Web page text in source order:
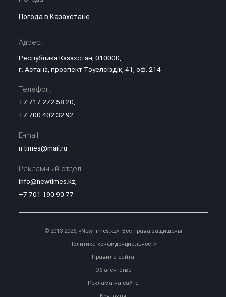
Погода в Казахстане
Адрес:
Республика Казахстан, 010000,
г. Астана, проспект Тәуелсіздік, 41, оф. 214
Телефон:
+7 717 272 58 20,
+7 700 402 32 92
E-mail:
n.times@mail.ru
Рекламный отдел:
info@newtimes.kz,
+7 701 190 90 77
© 2013-2026, «NewTimes.kz». Все права защищены
Политика конфиденциальности
Правила сайта
Об агентстве
Реклама на сайте